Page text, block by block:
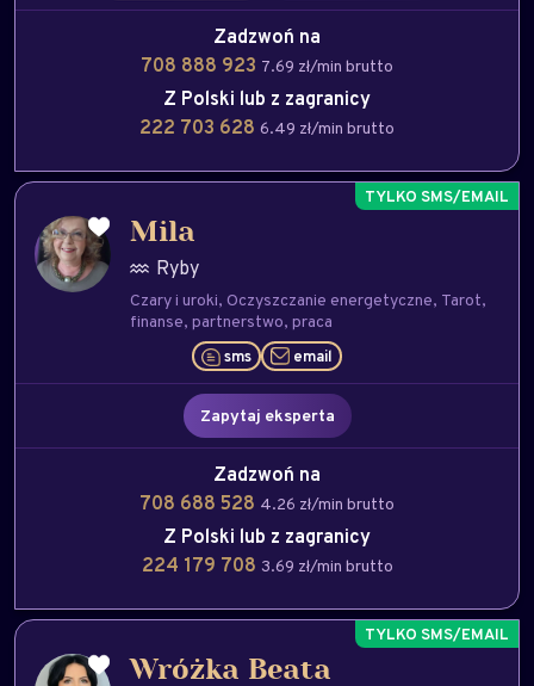
Zadzwoń na
708 888 923 7.69 zł/min brutto
Z Polski lub z zagranicy
222 703 628 6.49 zł/min brutto
Mila
Ryby
Czary i uroki Oczyszczanie energetyczne Tarot
finanse partnerstwo praca
sms email
Zapytaj eksperta
Zadzwoń na
708 688 528 4.26 zł/min brutto
Z Polski lub z zagranicy
224 179 708 3.69 zł/min brutto
Wróżka Beata